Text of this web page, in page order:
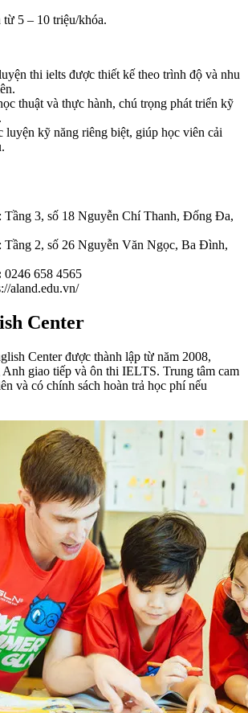
5 – 10 triệu/khóa.
thi ielts được thiết kế theo trình độ và nhu
thuật và thực hành, chú trọng phát triển kỹ
luyện kỹ năng riêng biệt, giúp học viên cải
Tầng 3, số 18 Nguyễn Chí Thanh, Đống Đa,
Tầng 2, số 26 Nguyễn Văn Ngọc, Ba Đình,
0246 658 4565
aland.edu.vn/
Center
Center được thành lập từ năm 2008,
Anh giao tiếp và ôn thi IELTS. Trung tâm cam
và có chính sách hoàn trả học phí nếu